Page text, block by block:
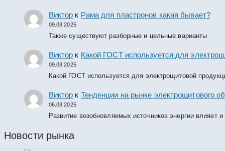
Виктор к Рама для пластронов какая бывает?
09.08.2025
Также существуют разборные и цельные варианты
Виктор к Какой ГОСТ используется для
09.08.2025
Какой ГОСТ используется для электрощитовой
Виктор к Тенденции на рынке электрощитового
06.08.2025
Развитие возобновляемых источников энергии влияет
Новости рынка